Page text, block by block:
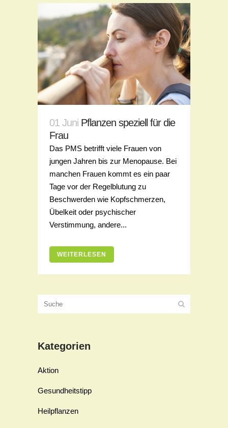
01 Juni Pflanzen speziell für die
Frau
Das PMS betrifft viele Frauen von
jungen Jahren bis zur Menopause. Bei
manchen Frauen kommt es ein paar
Tage vor der Regelblutung zu
Beschwerden wie Kopfschmerzen,
Übelkeit oder psychischer
Verstimmung, andere...
WEITERLESEN
Kategorien
Aktion
Gesundheitstipp
Heilpflanzen